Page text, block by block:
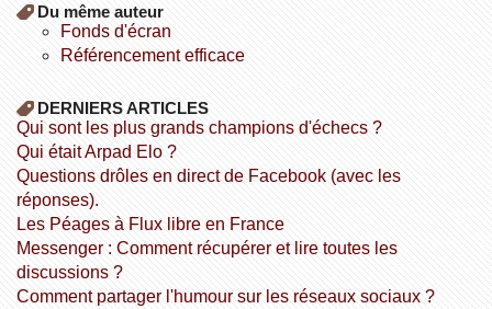
Du même auteur
fonds d'écran
référencement efficace
DERNIERS ARTICLES
Qui sont les plus grands champions d'échecs ?
Qui était Arpad Elo ?
Questions drôles en direct de Facebook (avec les
réponses).
Les Péages à Flux libre en France
Messenger : Comment récupérer et lire toutes les
discussions ?
Comment partager l'humour sur les réseaux sociaux ?